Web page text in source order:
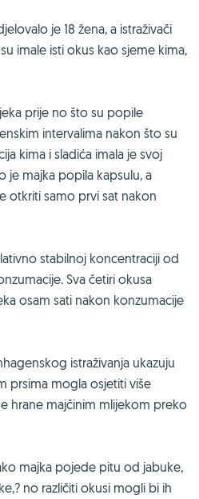
je 18 žena, a istraživači
imale isti okus kao sjeme kima,
prije no što su popile
intervalima nakon što su
kima i sladića imala je svoj
je majka popila kapsulu, a
otkriti samo prvi sat nakon
stabilnoj koncentraciji od
Sva četiri okusa
osam sati nakon konzumacije
istraživanja ukazuju
prsima mogla osjetiti više
hrane majčinim mlijekom preko
majka pojede pitu od jabuke,
no različiti okusi mogli bi ih